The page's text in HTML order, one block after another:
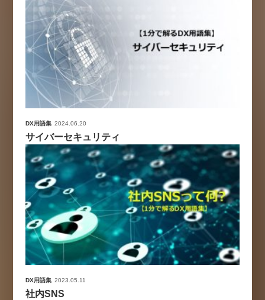
DX用語集 2024.06.20
サイバーセキュリティ
DX用語集 2023.05.11
社内SNS